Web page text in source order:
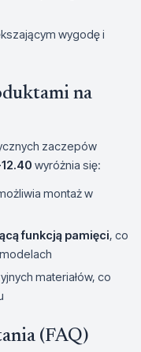
wygodę i
na
zaczepów
wyróżnia się:
montaż w
funkcją pamięci, co
materiałów, co
(FAQ)